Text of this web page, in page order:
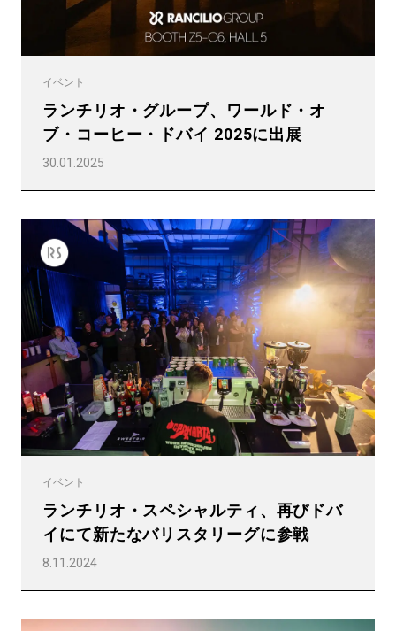
イベント
ランチリオ・グループ、ワールド・オ
ブ・コーヒー・ドバイ 2025に出展
30.01.2025
イベント
ランチリオ・スペシャルティ、再びドバ
イにて新たなバリスタリーグに参戦
8.11.2024